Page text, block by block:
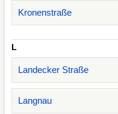
Kronenstraße
L
Landecker Straße
Langnau